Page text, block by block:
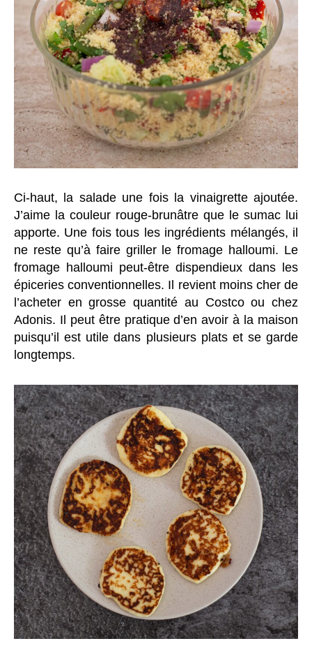
Ci-haut, la salade une fois la vinaigrette ajoutée.
J’aime la couleur rouge-brunâtre que le sumac lui
apporte. Une fois tous les ingrédients mélangés, il
ne reste qu’à faire griller le fromage halloumi. Le
fromage halloumi peut-être dispendieux dans les
épiceries conventionnelles. Il revient moins cher de
l’acheter en grosse quantité au Costco ou chez
Adonis. Il peut être pratique d’en avoir à la maison
puisqu’il est utile dans plusieurs plats et se garde
longtemps.